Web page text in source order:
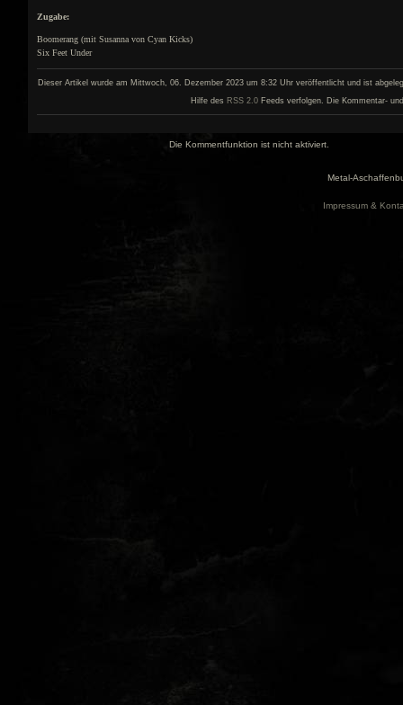
Zugabe:
Boomerang (mit Susanna von Cyan Kicks)
Six Feet Under
Dieser Artikel wurde am Mittwoch, 06. Dezember 2023 um 8:32 Uhr veröffentlicht und ist
Hilfe des RSS 2.0Feeds verfolgen. Die Kommentar-
Die Kommentfunktion ist nicht aktiviert.
Metal-
Impressum &